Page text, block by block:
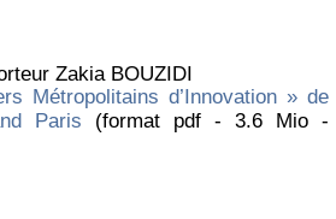
Zakia BOUZIDI
Métropolitains d’Innovation » de
Paris (format pdf - 3.6 Mio -